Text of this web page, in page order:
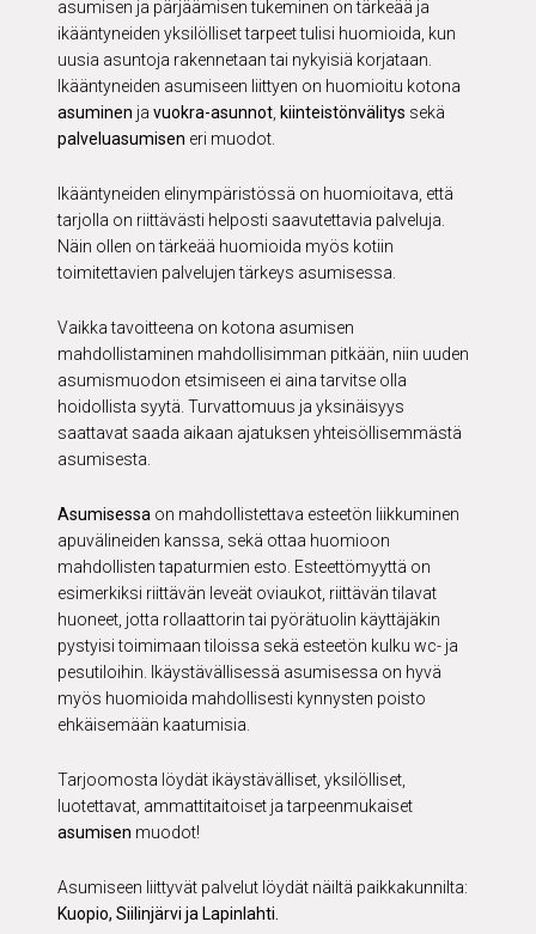
asumisen ja pärjäämisen tukeminen on tärkeää ja
ikääntyneiden yksilölliset tarpeet tulisi huomioida, kun
uusia asuntoja rakennetaan tai nykyisiä korjataan.
Ikääntyneiden asumiseen liittyen on huomioitu kotona
asuminen javuokra-asunnot kiinteistönvälitys sekä
palveluasumisen eri muodot.
Ikääntyneiden elinympäristössä on huomioitava, että
tarjolla on riittävästi helposti saavutettavia palveluja.
Näin ollen on tärkeää huomioida myös kotiin
toimitettavien palvelujen tärkeys asumisessa.
Vaikka tavoitteena on kotona asumisen
mahdollistaminen mahdollisimman pitkään, niin uuden
asumismuodon etsimiseen ei aina tarvitse olla
hoidollista syytä. Turvattomuus ja yksinäisyys
saattavat saada aikaan ajatuksen yhteisöllisemmästä
asumisesta.
Asumisessa on mahdollistettava esteetön liikkuminen
apuvälineiden kanssa, sekä ottaa huomioon
mahdollisten tapaturmien esto. Esteettömyyttä on
esimerkiksi riittävän leveät oviaukot, riittävän tilavat
huoneet, jotta rollaattorin tai pyörätuolin käyttäjäkin
pystyisi toimimaan tiloissa sekä esteetön kulku wc- ja
pesutiloihin. Ikäystävällisessä asumisessa on hyvä
myös huomioida mahdollisesti kynnysten poisto
ehkäisemään kaatumisia.
Tarjoomosta löydät ikäystävälliset, yksilölliset,
luotettavat, ammattitaitoiset ja tarpeenmukaiset
asumisen muodot!
Asumiseen liittyvät palvelut löydät näiltä paikkakunnilta:
Kuopio, Siilinjärvi ja Lapinlahti.